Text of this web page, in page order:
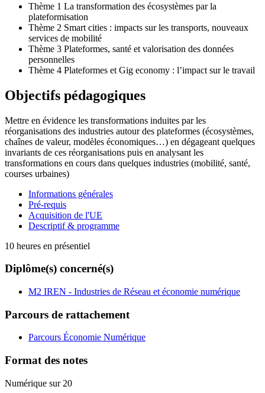
Thème 1 La transformation des écosystèmes par la
plateformisation
Thème 2 Smart cities : impacts sur les transports, nouveaux
services de mobilité
Thème 3 Plateformes, santé et valorisation des données
personnelles
Thème 4 Plateformes et Gig economy : l’impact sur le travail
Objectifs pédagogiques
Mettre en évidence les transformations induites par les
réorganisations des industries autour des plateformes (écosystèmes,
chaînes de valeur, modèles économiques…) en dégageant quelques
invariants de ces réorganisations puis en analysant les
transformations en cours dans quelques industries (mobilité, santé,
courses urbaines)
Informations générales
Pré-requis
Acquisition de l'UE
Descriptif & programme
10 heures en présentiel
Diplôme(s) concerné(s)
M2 IREN - Industries de Réseau et économie numérique
Parcours de rattachement
Parcours Économie Numérique
Format des notes
Numérique sur 20